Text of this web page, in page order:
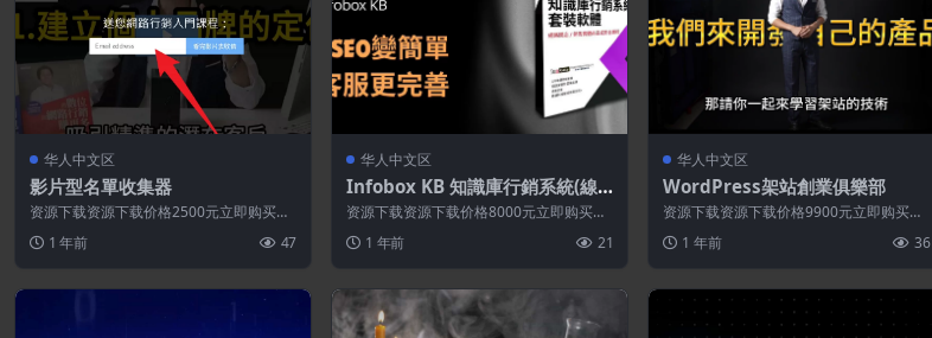
华人中文区
影片型名單收集器
资源下载资源下载价格2500元立即购买特
源...1 年前 47
华人中文区
Infobox KB 知識庫行銷系統(線
上課程附贈軟體)
资源下载资源下载价格8000元立即购买特
源...1 年前 21
华人中文区
WordPress架站創業俱樂部
资源下载资源下载价格9900元立即购买特
源...1 年前 36